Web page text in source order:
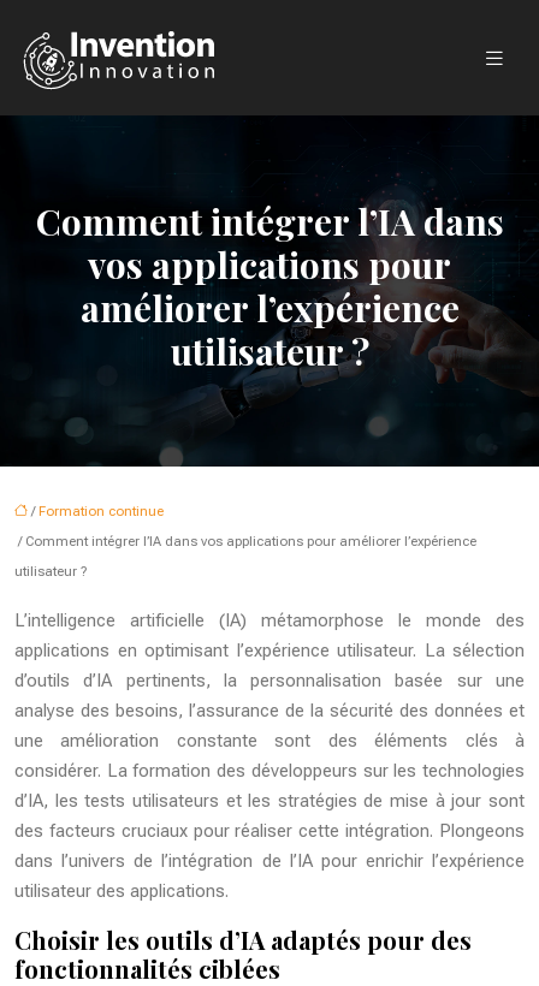
Comment intégrer l’IA dans
vos applications pour
améliorer l’expérience
utilisateur ?
/Formation continue
/ Comment intégrer l’IA dans vos applications pour améliorer l’expérience
utilisateur ?
L’intelligence artificielle (IA) métamorphose le monde des
applications en optimisant l’expérience utilisateur. La sélection
d’outils d’IA pertinents, la personnalisation basée sur une
analyse des besoins, l’assurance de la sécurité des données et
une amélioration constante sont des éléments clés à
considérer. La formation des développeurs sur les technologies
d’IA, les tests utilisateurs et les stratégies de mise à jour sont
des facteurs cruciaux pour réaliser cette intégration. Plongeons
dans l’univers de l’intégration de l’IA pour enrichir l’expérience
utilisateur des applications.
Choisir les outils d’IA adaptés pour des
fonctionnalités ciblées